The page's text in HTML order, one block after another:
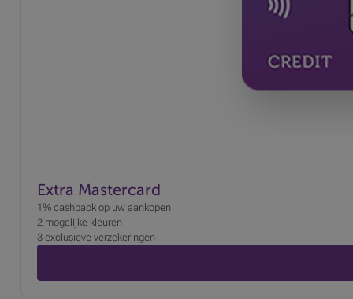
Extra Mastercard
1% cashback op uw aankopen
2 mogelijke kleuren
3 exclusieve verzekeringen